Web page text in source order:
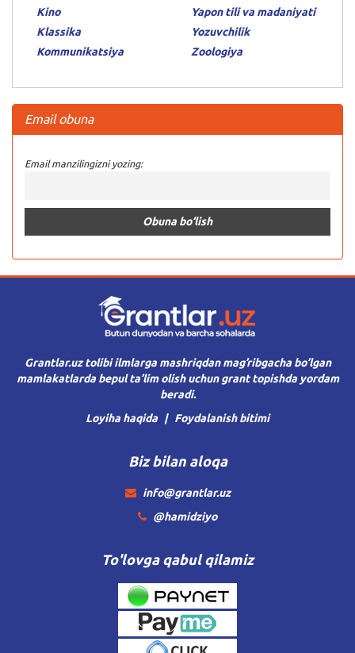
Kino
Klassika
Kommunikatsiya
Yapon tili va madaniyati
Yozuvchilik
Zoologiya
Email obuna
Email manzilingizni yozing:
Grantlar.uz tolibi ilmlarga mashriqdan mag’ribgacha bo’lgan
mamlakatlarda bepul ta’lim olish uchun grant topishda yordam
beradi.
Loyiha haqida
Foydalanish bitimi
Biz bilan aloqa
info@grantlar.uz
@hamidziyo
To'lovga qabul qilamiz